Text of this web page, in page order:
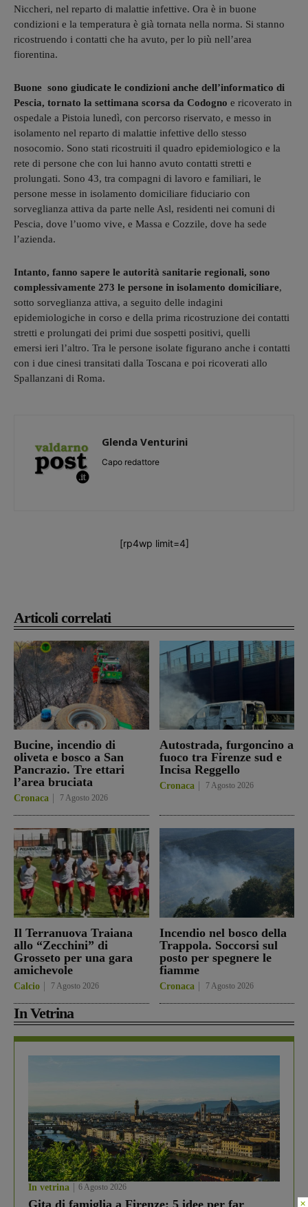
Articoli correlati
Bucine, incendio di
oliveta e bosco a San
Pancrazio. Tre ettari
l’area bruciata
Cronaca 7 Agosto 2026
Autostrada, furgoncino a
fuoco tra Firenze sud e
Incisa Reggello
Cronaca 7 Agosto 2026
Il Terranuova Traiana
allo “Zecchini” di
Grosseto per una gara
amichevole
Calcio 7 Agosto 2026
Incendio nel bosco della
Trappola. Soccorsi sul
posto per spegnere le
fiamme
Cronaca 7 Agosto 2026
In Vetrina
In vetrina 6 Agosto 2026
Niccheri, nel reparto di malattie infettive. Ora è in buone
condizioni e la temperatura è già tornata nella norma. Si stanno
ricostruendo i contatti che ha avuto, per lo più nell’area
fiorentina.
Buone sono giudicate le condizioni anche dell’informatico di
Pescia, tornato la settimana scorsa da Codogno e ricoverato in
ospedale a Pistoia lunedì, con percorso riservato, e messo in
isolamento nel reparto di malattie infettive dello stesso
nosocomio. Sono stati ricostruiti il quadro epidemiologico e la
rete di persone che con lui hanno avuto contatti stretti e
prolungati. Sono 43, tra compagni di lavoro e familiari, le
persone messe in isolamento domiciliare fiduciario con
sorveglianza attiva da parte nelle Asl, residenti nei comuni di
Pescia, dove l’uomo vive, e Massa e Cozzile, dove ha sede
l’azienda.
Intanto, fanno sapere le autorità sanitarie regionali, sono
complessivamente 273 le persone in isolamento domiciliare,
sotto sorveglianza attiva, a seguito delle indagini
epidemiologiche in corso e della prima ricostruzione dei contatti
stretti e prolungati dei primi due sospetti positivi, quelli
emersi ieri l’altro. Tra le persone isolate figurano anche i contatti
con i due cinesi transitati dalla Toscana e poi ricoverati allo
Spallanzani di Roma.
Glenda Venturini
Capo redattore
[rp4wp limit=4]
×